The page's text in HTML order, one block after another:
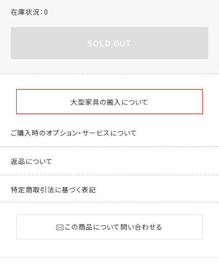
在庫状況：0
SOLD OUT
大型家具の搬入について
ご購入時のオプション・サービスについて
返品について
特定商取引法に基づく表記
この商品について問い合わせる